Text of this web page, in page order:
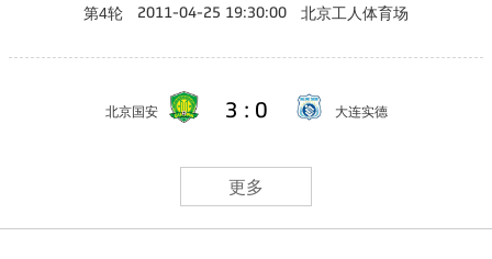
第4轮 2011-04-25 19:30:00 北京工人体育场
北京国安 3 : 0 大连实德
更多